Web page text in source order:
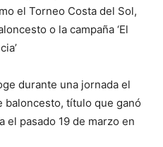
el Torneo Costa del Sol,
o la campaña ‘El
durante una jornada el
baloncesto, título que ganó
el pasado 19 de marzo en